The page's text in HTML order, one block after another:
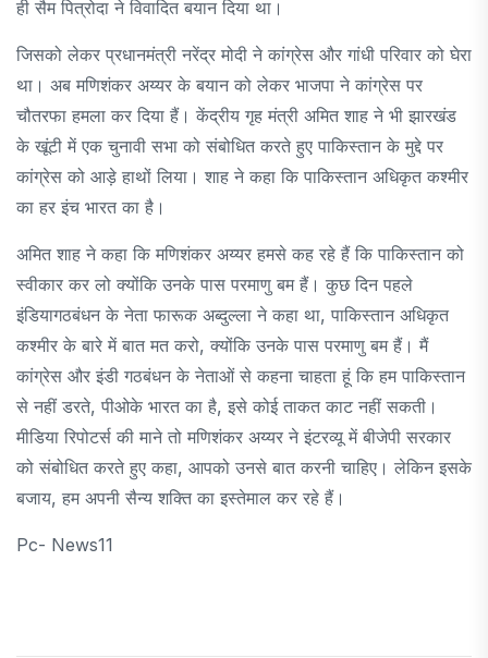
ही सैम पित्रोदा ने विवादित बयान दिया था।
जिसको लेकर प्रधानमंत्री नरेंद्र मोदी ने कांग्रेस और गांधी परिवार को घेरा
था। अब मणिशंकर अय्यर के बयान को लेकर भाजपा ने कांग्रेस पर
चौतरफा हमला कर दिया हैं। केंद्रीय गृह मंत्री अमित शाह ने भी झारखंड
के खूंटी में एक चुनावी सभा को संबोधित करते हुए पाकिस्तान के मुद्दे पर
कांग्रेस को आड़े हाथों लिया। शाह ने कहा कि पाकिस्तान अधिकृत कश्मीर
का हर इंच भारत का है।
अमित शाह ने कहा कि मणिशंकर अय्यर हमसे कह रहे हैं कि पाकिस्तान को
स्वीकार कर लो क्योंकि उनके पास परमाणु बम हैं। कुछ दिन पहले
इंडियागठबंधन के नेता फारूक अब्दुल्ला ने कहा था, पाकिस्तान अधिकृत
कश्मीर के बारे में बात मत करो, क्योंकि उनके पास परमाणु बम हैं। मैं
कांग्रेस और इंडी गठबंधन के नेताओं से कहना चाहता हूं कि हम पाकिस्तान
से नहीं डरते, पीओके भारत का है, इसे कोई ताकत काट नहीं सकती।
मीडिया रिपोटर्स की माने तो मणिशंकर अय्यर ने इंटरव्यू में बीजेपी सरकार
को संबोधित करते हुए कहा, आपको उनसे बात करनी चाहिए। लेकिन इसके
बजाय, हम अपनी सैन्य शक्ति का इस्तेमाल कर रहे हैं।
Pc- News11